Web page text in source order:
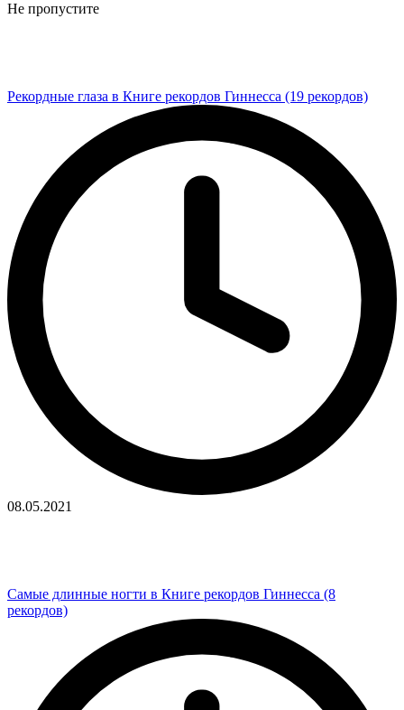
Не пропустите
Рекордные глаза в Книге рекордов Гиннесса (19 рекордов)
08.05.2021
Самые длинные ногти в Книге рекордов Гиннесса (8
рекордов)